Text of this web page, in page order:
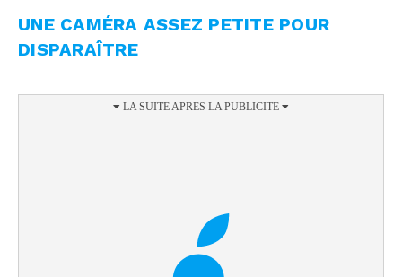
UNE CAMÉRA ASSEZ PETITE POUR
DISPARAÎTRE